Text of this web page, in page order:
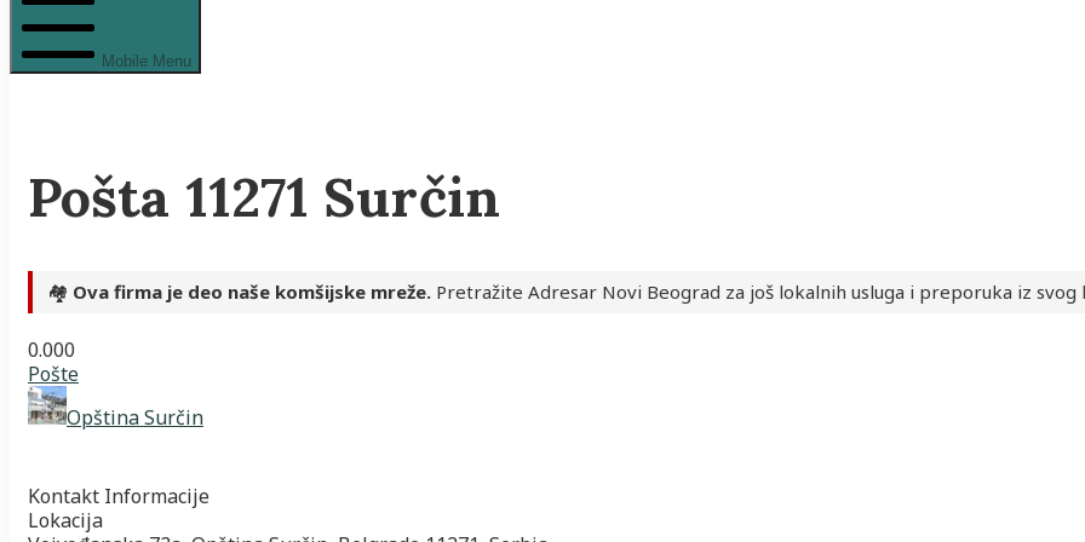
Mobile Menu
Pošta 11271 Surčin
🏘️ Ova firma je deo naše komšijske mreže. Pretražite Adresar Novi Beograd za još lokalnih usluga i preporuka iz svog
0.000
Pošte
Opština Surčin
Kontakt Informacije
Lokacija